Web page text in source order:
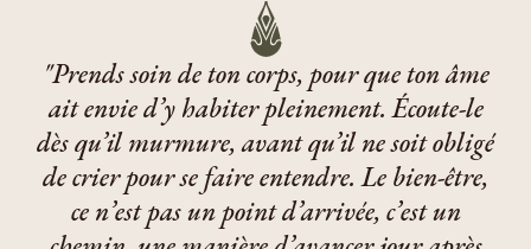
"Prends soin de ton corps, pour que ton âme
ait envie d’y habiter pleinement. Écoute-le
dès qu’il murmure, avant qu’il ne soit obligé
de crier pour se faire entendre. Le bien-être,
ce n’est pas un point d’arrivée, c’est un